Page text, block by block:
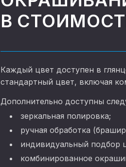
В
Каждый цвет доступен в
стандартный цвет, включая
Дополнительно доступны
зеркальная полировка;
ручная обработка
индивидуальный подбор
комбинированное